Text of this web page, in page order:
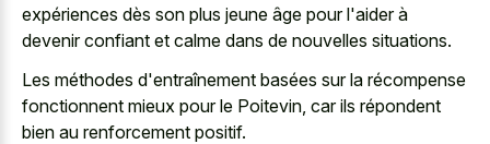
expériences dès son plus jeune âge pour l'aider à
devenir confiant et calme dans de nouvelles situations.
Les méthodes d'entraînement basées sur la récompense
fonctionnent mieux pour le Poitevin, car ils répondent
bien au renforcement positif.